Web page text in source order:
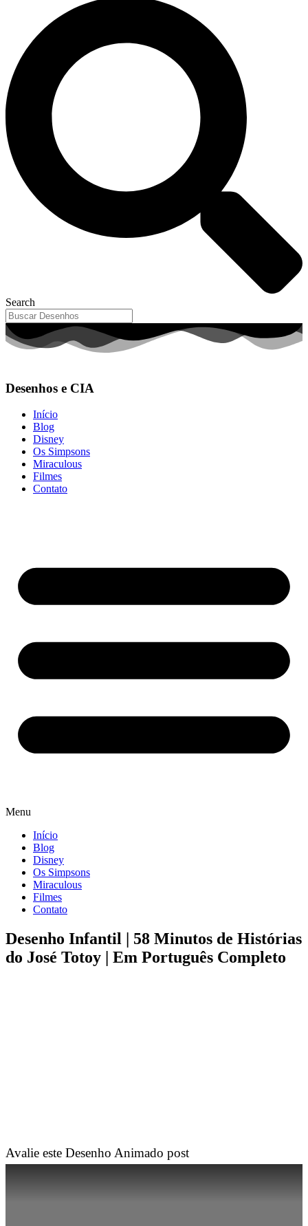
Search
Desenhos e CIA
Início
Blog
Disney
Os Simpsons
Miraculous
Filmes
Contato
Menu
Início
Blog
Disney
Os Simpsons
Miraculous
Filmes
Contato
Desenho Infantil | 58 Minutos de Histórias
do José Totoy | Em Português Completo
Avalie este Desenho Animado post